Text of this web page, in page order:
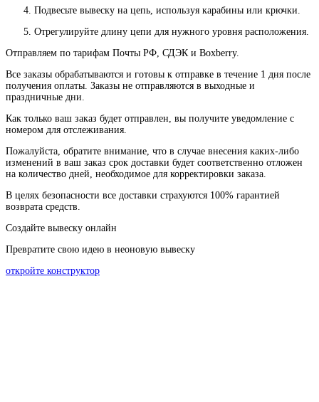
Подвесьте вывеску на цепь, используя карабины или крючки.
Отрегулируйте длину цепи для нужного уровня расположения.
Отправляем по тарифам Почты РФ, СДЭК и Boxberry.
Все заказы обрабатываются и готовы к отправке в течение 1 дня после
получения оплаты Заказы не отправляются в выходные и
праздничные дни
Как только ваш заказ будет отправлен вы получите уведомление с
номером для отслеживания
Пожалуйста , обратите внимание что в случае внесения каких-либо
изменений в ваш заказ срок доставки будет соответственно отложен
на количество дней необходимое для корректировки заказа
В целях безопасности все доставки страхуются 100% гарантией
возврата средств.
Создайте вывеску онлайн
Превратите свою идею в неоновую вывеску
откройте конструктор